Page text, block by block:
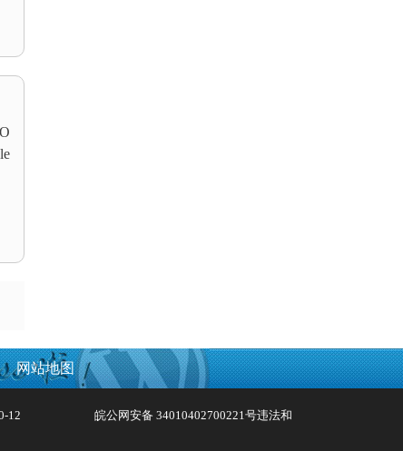
网站地图
12 皖公网安备 34010402700221号违法和